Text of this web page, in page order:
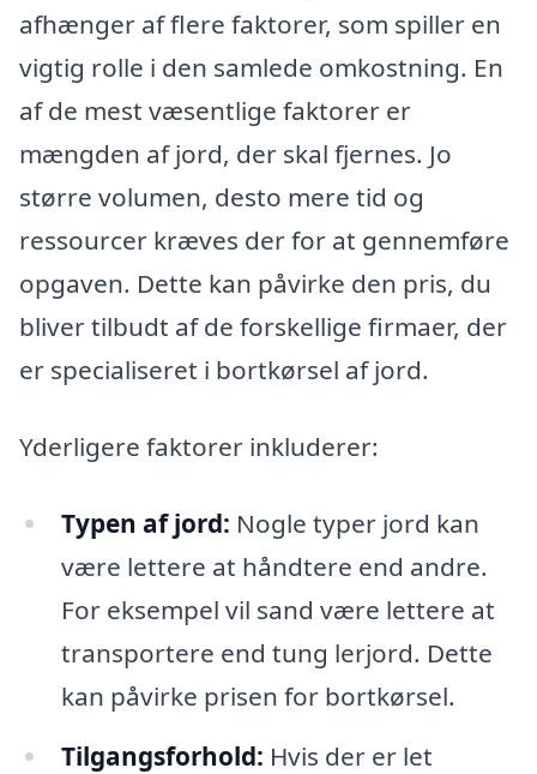
afhænger af flere faktorer, som spiller en
vigtig rolle i den samlede omkostning. En
af de mest væsentlige faktorer er
mængden af jord, der skal fjernes. Jo
større volumen, desto mere tid og
ressourcer kræves der for at gennemføre
opgaven. Dette kan påvirke den pris, du
bliver tilbudt af de forskellige firmaer, der
er specialiseret i bortkørsel af jord.
Yderligere faktorer inkluderer:
Typen af jord: Nogle typer jord kan
være lettere at håndtere end andre.
For eksempel vil sand være lettere at
transportere end tung lerjord. Dette
kan påvirke prisen for bortkørsel.
Tilgangsforhold: Hvis der er let